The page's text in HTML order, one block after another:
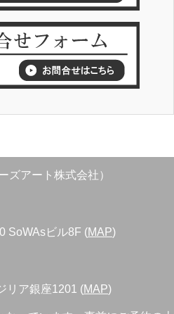
ズアート株式会社）
SoWAsビル8F (MAP)
リア銀座1201 (MAP)